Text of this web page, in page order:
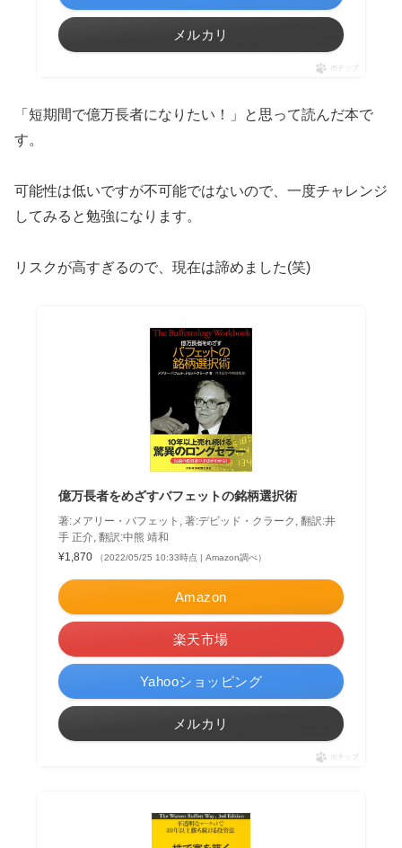
メルカリ
ポチップ
「短期間で億万長者になりたい！」と思って読んだ本で
す。
可能性は低いですが不可能ではないので、一度チャレンジ
してみると勉強になります。
リスクが高すぎるので、現在は諦めました(笑)
億万長者をめざすバフェットの銘柄選択術
著:メアリー・バフェット, 著:デビッド・クラーク, 翻訳:井
手 正介, 翻訳:中熊 靖和
¥1,870
（2022/05/25 10:33時点 | Amazon調べ）
Amazon
楽天市場
Yahooショッピング
メルカリ
ポチップ